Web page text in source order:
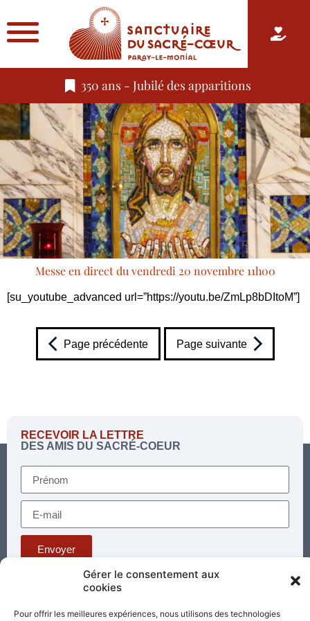
Gérer le consentement aux
cookies
Pour offrir les meilleures expériences, nous utilisons des technologies
350 ans - Jubilé des apparitions
Messe en direct du vendredi 20 novembre 11h00
[su_youtube_advanced url=”https://youtu.be/ZmLp8bDItoM”]
Page précédente Page suivante
RECEVOIR LA LETTRE
DES AMIS DU SACRÉ-COEUR
Envoyer
E-mail :